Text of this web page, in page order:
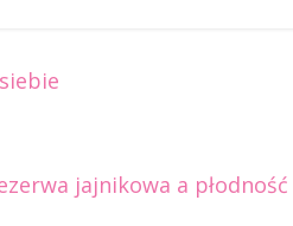
jajnikowa a płodność